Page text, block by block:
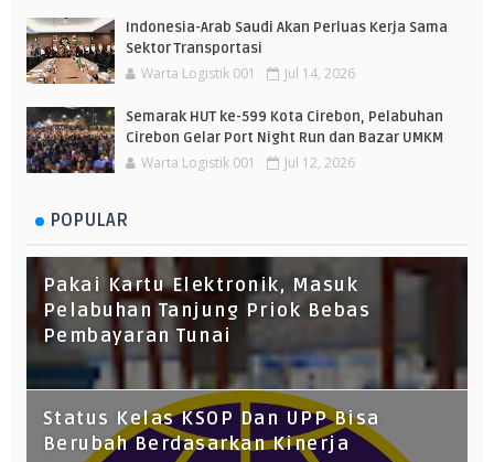
Indonesia-Arab Saudi Akan Perluas Kerja Sama
Sektor Transportasi
Warta Logistik 001 Jul 14, 2026
Semarak HUT ke-599 Kota Cirebon, Pelabuhan
Cirebon Gelar Port Night Run dan Bazar UMKM
Warta Logistik 001 Jul 12, 2026
POPULAR
Pakai Kartu Elektronik, Masuk
Pelabuhan Tanjung Priok Bebas
Pembayaran Tunai
Status Kelas KSOP Dan UPP Bisa
Berubah Berdasarkan Kinerja